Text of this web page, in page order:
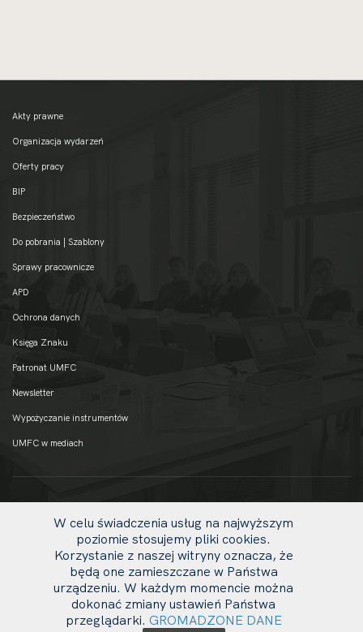
Akty prawne
Organizacja wydarzeń
Oferty pracy
BIP
Bezpieczeństwo
Do pobrania | Szablony
Sprawy pracownicze
APD
Ochrona danych
Księga Znaku
Patronat UMFC
Newsletter
Wypożyczanie instrumentów
UMFC w mediach
© 2020 UMFC
W celu świadczenia usług na najwyższym
poziomie stosujemy pliki cookies.
Korzystanie z naszej witryny oznacza, że
będą one zamieszczane w Państwa
urządzeniu. W każdym momencie można
dokonać zmiany ustawień Państwa
przeglądarki. GROMADZONE DANE